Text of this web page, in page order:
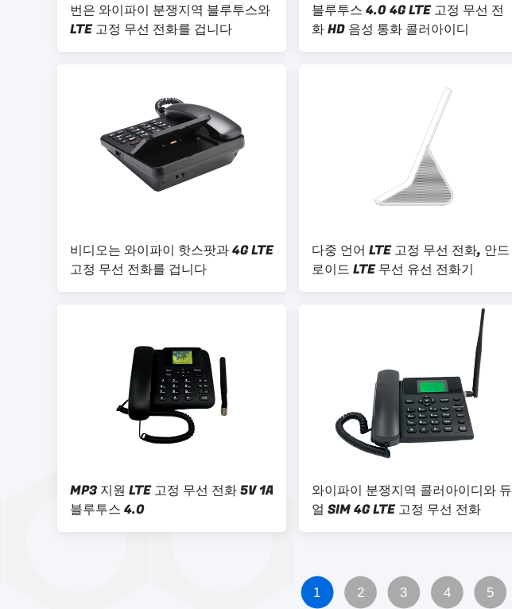
번은 와이파이 분쟁지역 블루투스와
LTE 고정 무선 전화를 겁니다
블루투스 4.0 4G LTE 고정 무선 전
화 HD 음성 통화 콜러아이디
비디오는 와이파이 핫스팟과 4G LTE
고정 무선 전화를 겁니다
다중 언어 LTE 고정 무선 전화, 안드
로이드 LTE 무선 유선 전화기
MP3 지원 LTE 고정 무선 전화 5V 1A
블루투스 4.0
와이파이 분쟁지역 콜러아이디와 듀
얼 SIM 4G LTE 고정 무선 전화
1 2 3 4 5